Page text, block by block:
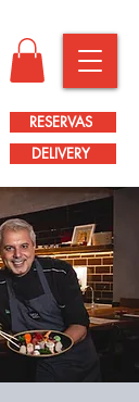
RESERVAS
DELIVERY